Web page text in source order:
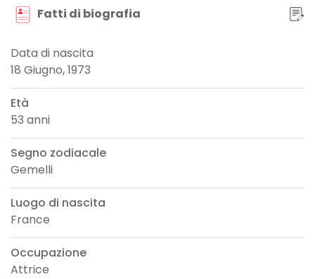
Fatti di biografia
Data di nascita
18 Giugno, 1973
Età
53 anni
Segno zodiacale
Gemelli
Luogo di nascita
France
Occupazione
Attrice